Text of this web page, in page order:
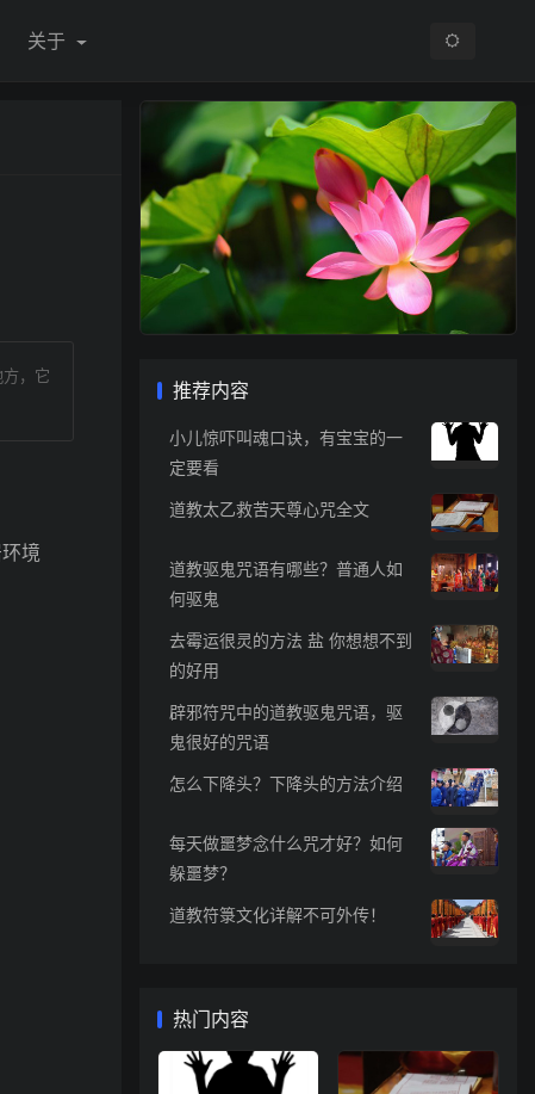
关于
，它
境
推荐内容
小儿惊吓叫魂口诀，有宝宝的一
定要看
道教太乙救苦天尊心咒全文
道教驱鬼咒语有哪些？普通人如
何驱鬼
去霉运很灵的方法 盐 你想想不到
的好用
辟邪符咒中的道教驱鬼咒语，驱
鬼很好的咒语
怎么下降头？下降头的方法介绍
每天做噩梦念什么咒才好？如何
躲噩梦？
道教符箓文化详解不可外传！
热门内容